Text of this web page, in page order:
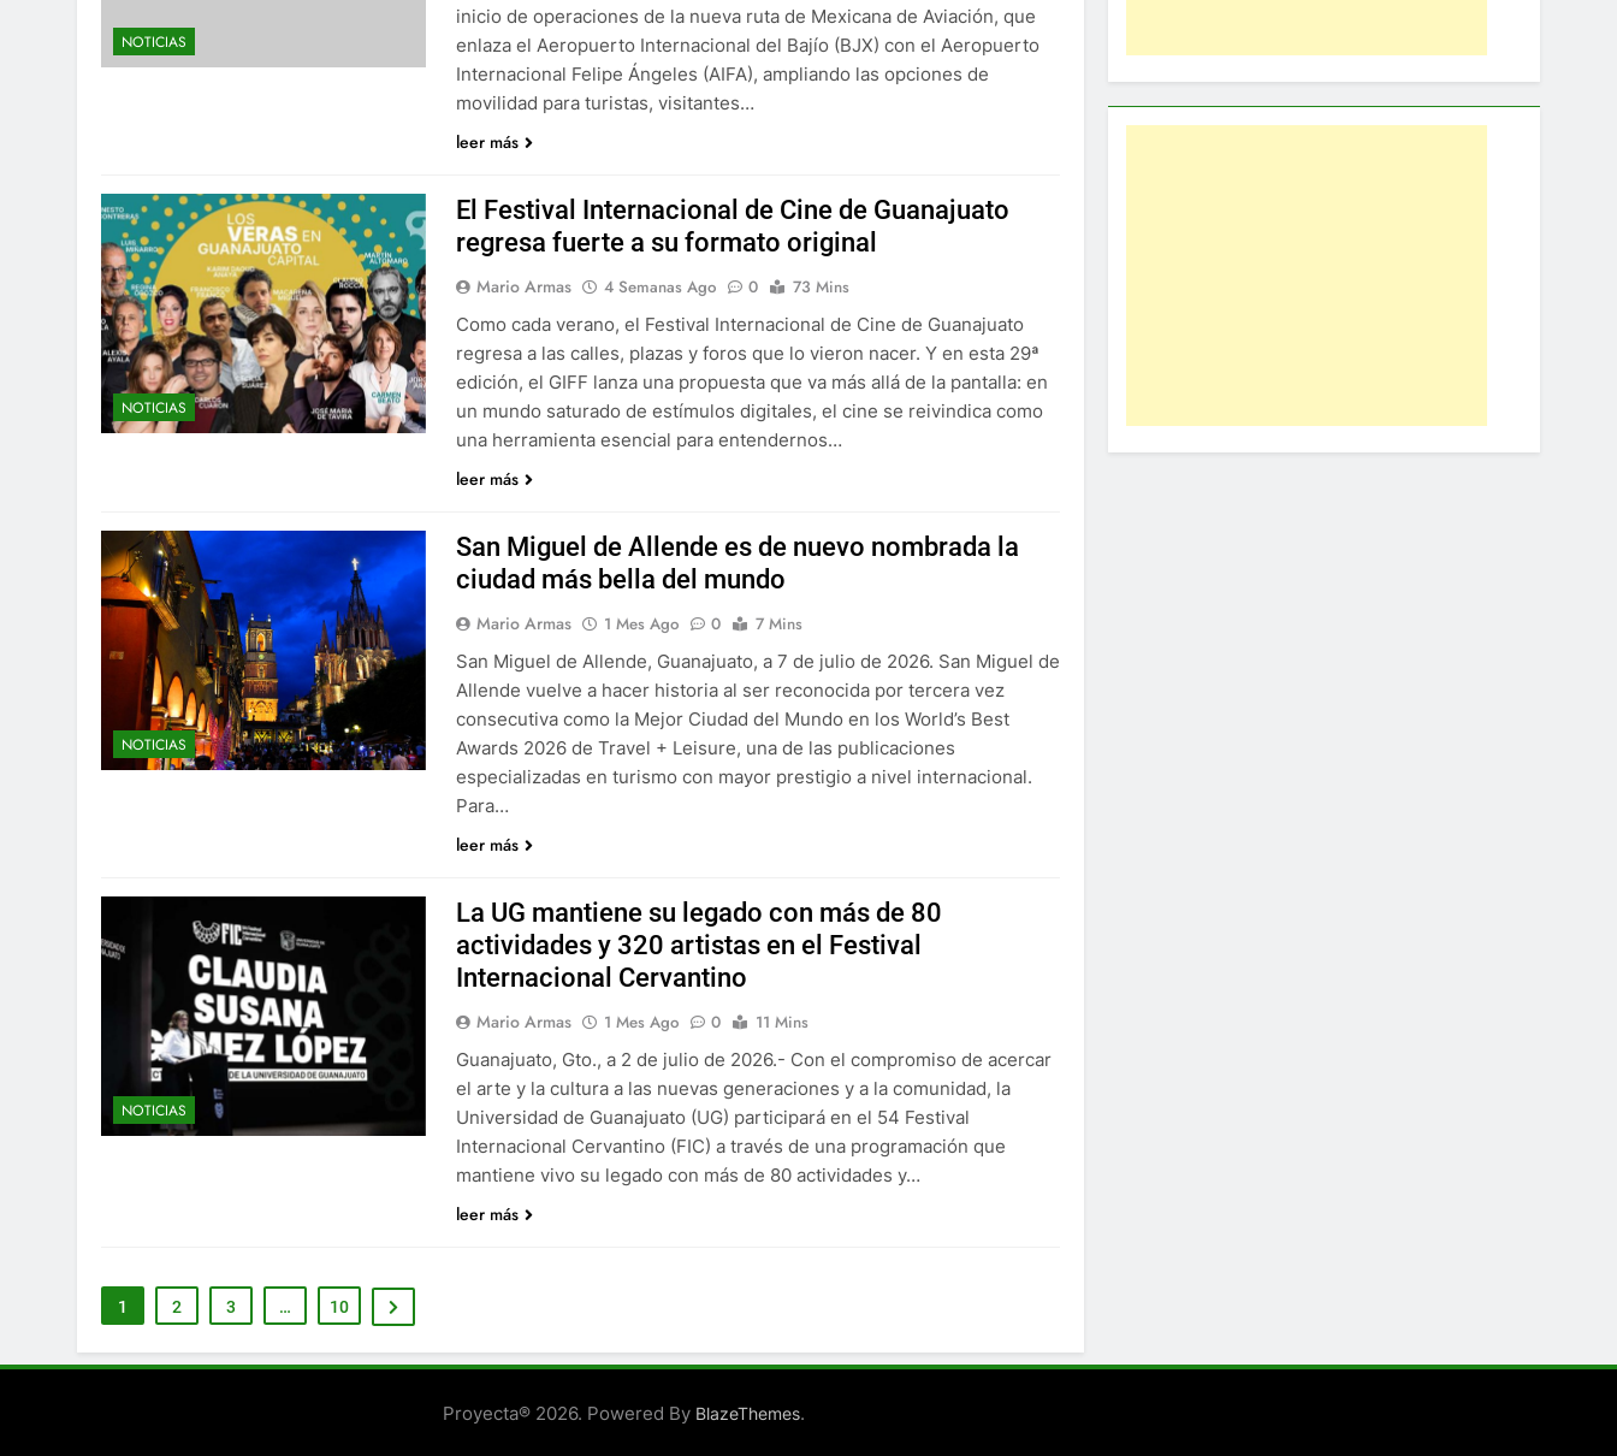
NOTICIAS
inicio de operaciones de la nueva ruta de Mexicana de Aviación, que
enlaza el Aeropuerto Internacional del Bajío (BJX) con el Aeropuerto
Internacional Felipe Ángeles (AIFA), ampliando las opciones de
movilidad para turistas, visitantes…
leer más
NOTICIAS
El Festival Internacional de Cine de Guanajuato
regresa fuerte a su formato original
Mario Armas 4 Semanas Ago 0
73 Mins
Como cada verano, el Festival Internacional de Cine de Guanajuato
regresa a las calles, plazas y foros que lo vieron nacer. Y en esta 29ª
edición, el GIFF lanza una propuesta que va más allá de la pantalla: en
un mundo saturado de estímulos digitales, el cine se reivindica como
una herramienta esencial para entendernos…
leer más
NOTICIAS
San Miguel de Allende es de nuevo nombrada la
ciudad más bella del mundo
Mario Armas 1 Mes Ago 0
7 Mins
San Miguel de Allende, Guanajuato, a 7 de julio de 2026. San Miguel de
Allende vuelve a hacer historia al ser reconocida por tercera vez
consecutiva como la Mejor Ciudad del Mundo en los World’s Best
Awards 2026 de Travel + Leisure, una de las publicaciones
especializadas en turismo con mayor prestigio a nivel internacional.
Para…
leer más
NOTICIAS
La UG mantiene su legado con más de 80
actividades y 320 artistas en el Festival
Internacional Cervantino
Mario Armas 1 Mes Ago 0
11 Mins
Guanajuato, Gto., a 2 de julio de 2026.- Con el compromiso de acercar
el arte y la cultura a las nuevas generaciones y a la comunidad, la
Universidad de Guanajuato (UG) participará en el 54 Festival
Internacional Cervantino (FIC) a través de una programación que
mantiene vivo su legado con más de 80 actividades y…
leer más
1 2 3 … 10
Proyecta® 2026. Powered By BlazeThemes.